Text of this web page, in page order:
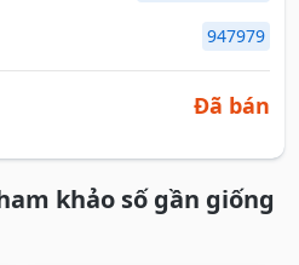
947979
Đã bán
khảo số gần giống